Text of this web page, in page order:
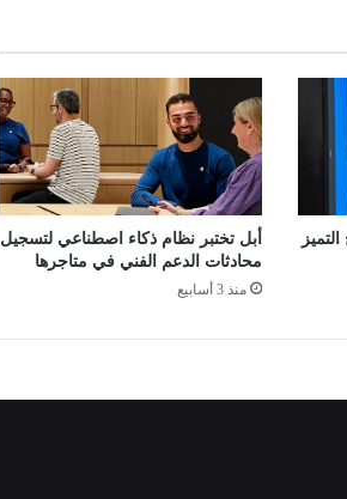
أبل تختبر نظام ذكاء اصطناعي لتسجيل
محادثات الدعم الفني في متاجرها
منذ 3 أسابيع